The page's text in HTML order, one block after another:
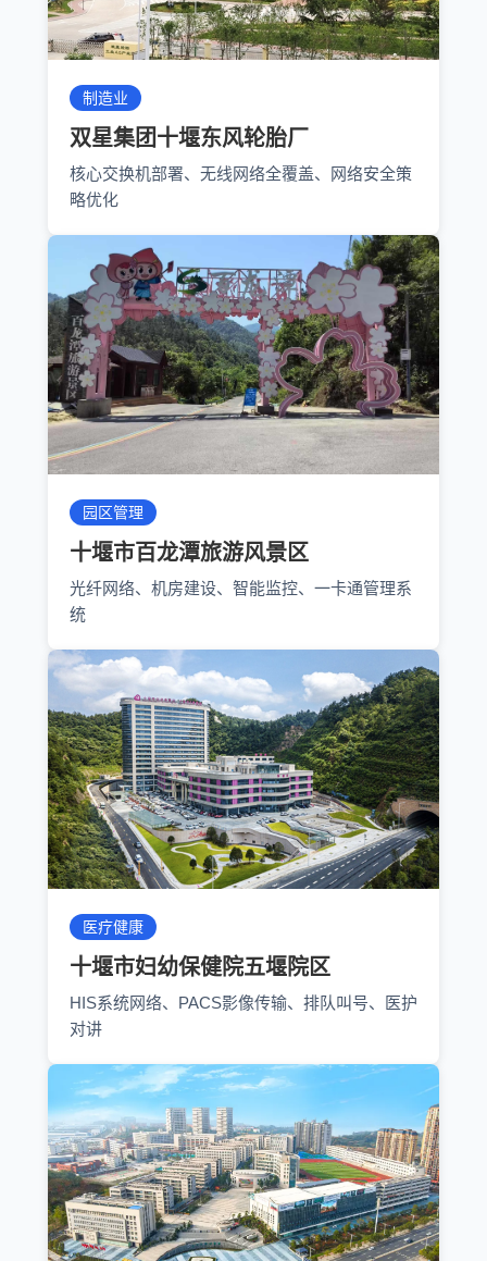
制造业
双星集团十堰东风轮胎厂
核心交换机部署、无线网络全覆盖、网络安全策
略优化
园区管理
十堰市百龙潭旅游风景区
光纤网络、机房建设、智能监控、一卡通管理系
统
医疗健康
十堰市妇幼保健院五堰院区
HIS系统网络、PACS影像传输、排队叫号、医护
对讲